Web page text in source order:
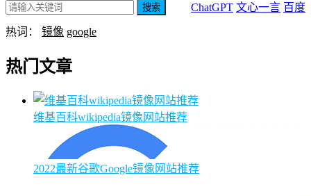
ChatGPT 文心一言 百度
搜索
热词： 镜像 google
热门文章
维基百科wikipedia镜像网站推荐
2022最新谷歌Google镜像网站推荐